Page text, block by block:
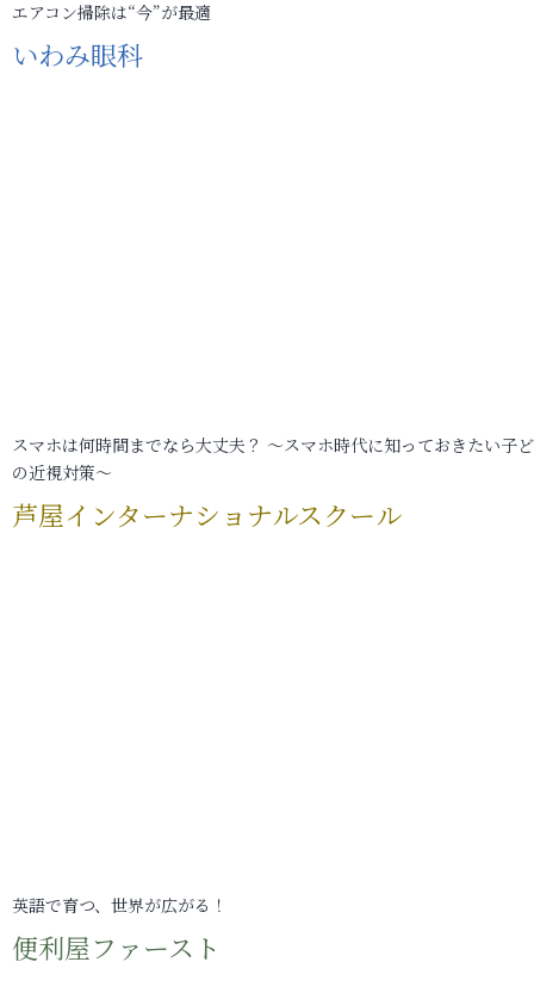
エアコン掃除は“今”が最適
いわみ眼科
スマホは何時間までなら大丈夫？ ～スマホ時代に知っておきたい子
の近視対策～
芦屋インターナショナルスクール
英語で育つ、世界が広がる！
便利屋ファースト